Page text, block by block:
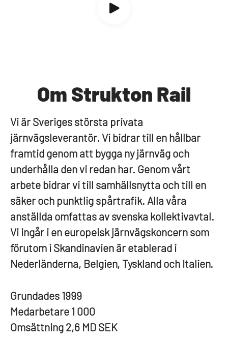
Om Strukton Rail
Vi är Sveriges största privata
järnvägsleverantör. Vi bidrar till en hållbar
framtid genom att bygga ny järnväg och
underhålla den vi redan har. Genom vårt
arbete bidrar vi till samhällsnytta och till en
säker och punktlig spårtrafik. Alla våra
anställda omfattas av svenska kollektivavtal.
Vi ingår i en europeisk järnvägskoncern som
förutom i Skandinavien är etablerad i
Nederländerna, Belgien, Tyskland och Italien.
Grundades 1999
Medarbetare 1 000
Omsättning 2,6 MD SEK